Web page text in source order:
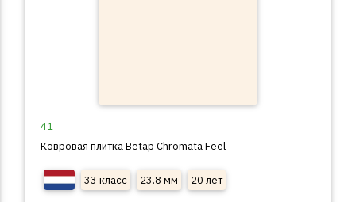
41
Ковровая плитка Betap Chromata Feel
33 класс 23.8 мм 20 лет